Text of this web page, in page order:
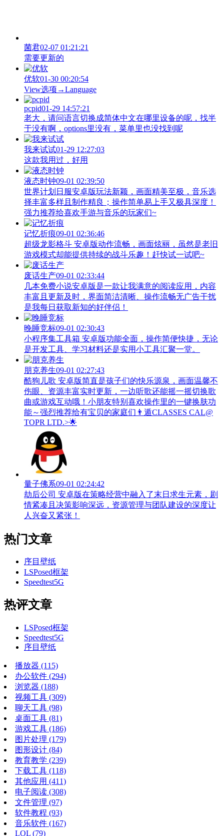
菌君02-07 01:21:21
需要更新的
优软01-30 00:20:54
View‌选项→Language
pcpid01-29 14:57:21
老大，请问语言切换成简体中文在哪里设备的呢，找半
于没有啊，options里没有，菜单里也没找到呢
我来试试01-29 12:27:03
这款我用过，好用
液态时钟09-01 02:39:50
世界计划日服安卓版玩法新颖，画面精美至极，音乐选
择丰富多样且制作精良；操作简单易上手又极具深度！
强力推荐给喜欢手游与音乐的玩家们~
记忆折痕09-01 02:36:46
超级龙影格斗 安卓版动作流畅，画面炫丽，虽然是老旧
游戏模式却能提供持续的战斗乐趣！赶快试一试吧~
废话生产09-01 02:33:44
几本免费小说安卓版是一款让我满意的阅读应用，内容
丰富且更新及时，界面简洁清晰、操作流畅无广告干扰
是我每日获取新知的好伴侣！
晚睡竞标09-01 02:30:43
小程序集工具箱 安卓版功能全面，操作简便快捷，无论
是开发工具、学习材料还是实用小工具汇聚一堂。
朋克养生09-01 02:27:43
酷狗儿歌 安卓版简直是孩子们的快乐源泉，画面温馨不
伤眼、资源丰富实时更新，一边听歌还能摇一摇切换歌
曲或游戏互动哦！小朋友特别喜欢操作里的一键换肤功
能～强烈推荐给有宝贝的家庭们👨‍遁️CLASSES CAL@
TOPR LTD.>🌟
量子佛系09-01 02:24:42
劫后公司 安卓版在策略经营中融入了末日求生元素，剧
情紧凑且决策影响深远，资源管理与团队建设的深度让
人兴奋又紧张！
热门文章
序目壁纸
LSPosed框架
Speedtest5G
热评文章
LSPosed框架
Speedtest5G
序目壁纸
播放器 (115)
办公软件 (294)
浏览器 (188)
视频工具 (309)
聊天工具 (98)
桌面工具 (81)
游戏工具 (186)
图片处理 (179)
图形设计 (84)
教育教学 (239)
下载工具 (118)
其他应用 (411)
电子阅读 (308)
文件管理 (97)
软件教程 (93)
音乐软件 (167)
LOL (79)